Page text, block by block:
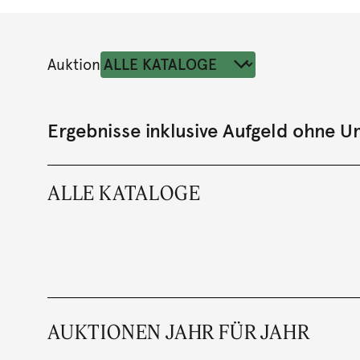
Auktion
Ergebnisse inklusive Aufgeld ohne
ALLE KATALOGE
AUKTIONEN JAHR FÜR JAHR